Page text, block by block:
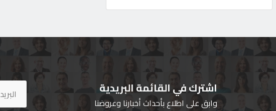
اشترك في القائمة البريدية
وابق على اطلاع بأحداث أخبارنا وعروضنا